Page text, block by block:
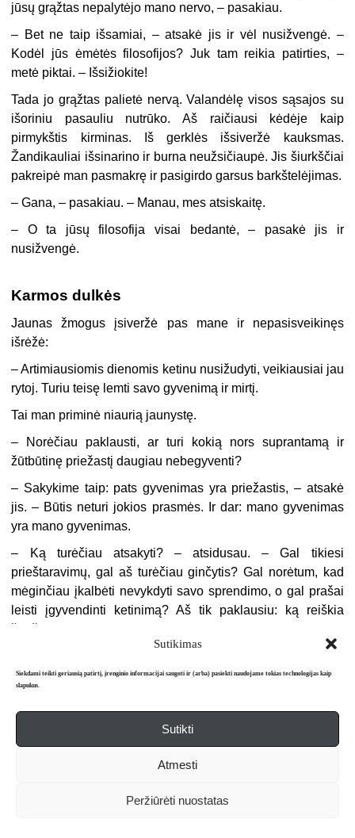
Sutikimas
Siekdami teikti geriausią patirtį, įrenginio informacijai saugoti ir (arba) pasiekti naudojame tokias technologijas kaip
slapukus.
Sutikti
Atmesti
Peržiūrėti nuostatas
jūsų grąžtas nepalytėjo mano nervo, – pasakiau.
– Bet ne taip išsamiai, – atsakė jis ir vėl nusižvengė. –
Kodėl jūs ėmėtės filosofijos? Juk tam reikia patirties, –
metė piktai. – Išsižiokite!
Tada jo grąžtas palietė nervą. Valandėlę visos sąsajos su
išoriniu pasauliu nutrūko. Aš raičiausi kėdėje kaip
pirmykštis kirminas. Iš gerklės išsiveržė kauksmas.
Žandikauliai išsinarino ir burna neužsičiaupė. Jis šiurkščiai
pakreipė man pasmakrę ir pasigirdo garsus barkštelėjimas.
– Gana, – pasakiau. – Manau, mes atsiskaitę.
– O ta jūsų filosofija visai bedantė, – pasakė jis ir
nusižvengė.
Karmos dulkės
Jaunas žmogus įsiveržė pas mane ir nepasisveikinęs
išrėžė:
– Artimiausiomis dienomis ketinu nusižudyti, veikiausiai jau
rytoj. Turiu teisę lemti savo gyvenimą ir mirtį.
Tai man priminė niaurią jaunystę.
– Norėčiau paklausti, ar turi kokią nors suprantamą ir
žūtbūtinę priežastį daugiau nebegyventi?
– Sakykime taip: pats gyvenimas yra priežastis, – atsakė
jis. – Būtis neturi jokios prasmės. Ir dar: mano gyvenimas
yra mano gyvenimas.
– Ką turėčiau atsakyti? – atsidusau. – Gal tikiesi
prieštaravimų, gal aš turėčiau ginčytis? Gal norėtum, kad
mėginčiau įkalbėti nevykdyti savo sprendimo, o gal prašai
leisti įgyvendinti ketinimą? Aš tik paklausiu: ką reiškia
gyvenimą sukūrei? Tu pats save pradėjai? Pats save
pagimdei? Plaukas, nukritęs nuo tavo galvos, reiškia
milijardų metų evoliucijos pabaigą.
– Na, ir kas? – paklausė jis. – Kiekvienas turi teisę
racionaliai pasirinkti mirtį. Nevalia reikalauti, kad žmogus
socialinių ir ekonominių pretenzijų.